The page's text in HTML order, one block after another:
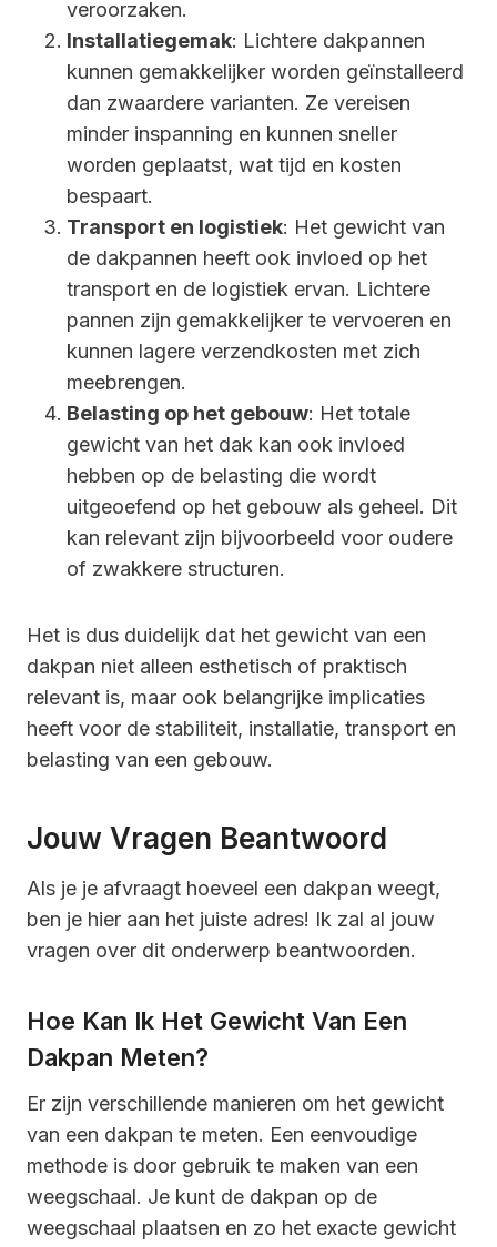
veroorzaken.
Installatiegemak: Lichtere dakpannen
kunnen gemakkelijker worden geïnstalleerd
dan zwaardere varianten. Ze vereisen
minder inspanning en kunnen sneller
worden geplaatst, wat tijd en kosten
bespaart.
Transport en logistiek: Het gewicht van
de dakpannen heeft ook invloed op het
transport en de logistiek ervan. Lichtere
pannen zijn gemakkelijker te vervoeren en
kunnen lagere verzendkosten met zich
meebrengen.
Belasting op het gebouw: Het totale
gewicht van het dak kan ook invloed
hebben op de belasting die wordt
uitgeoefend op het gebouw als geheel. Dit
kan relevant zijn bijvoorbeeld voor oudere
of zwakkere structuren.
Het is dus duidelijk dat het gewicht van een
dakpan niet alleen esthetisch of praktisch
relevant is, maar ook belangrijke implicaties
heeft voor de stabiliteit, installatie, transport en
belasting van een gebouw.
Jouw Vragen Beantwoord
Als je je afvraagt hoeveel een dakpan weegt,
ben je hier aan het juiste adres! Ik zal al jouw
vragen over dit onderwerp beantwoorden.
Hoe Kan Ik Het Gewicht Van Een
Dakpan Meten?
Er zijn verschillende manieren om het gewicht
van een dakpan te meten. Een eenvoudige
methode is door gebruik te maken van een
weegschaal. Je kunt de dakpan op de
weegschaal plaatsen en zo het exacte gewicht